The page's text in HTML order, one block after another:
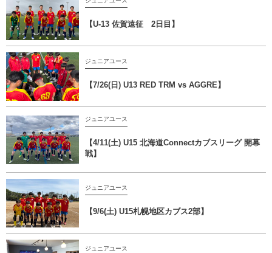
【U-13 佐賀遠征 2日目】
ジュニアユース
【7/26(日) U13 RED TRM vs AGGRE】
ジュニアユース
【4/11(土) U15 北海道Connectカブスリーグ 開幕
戦】
ジュニアユース
【9/6(土) U15札幌地区カブス2部】
ジュニアユース